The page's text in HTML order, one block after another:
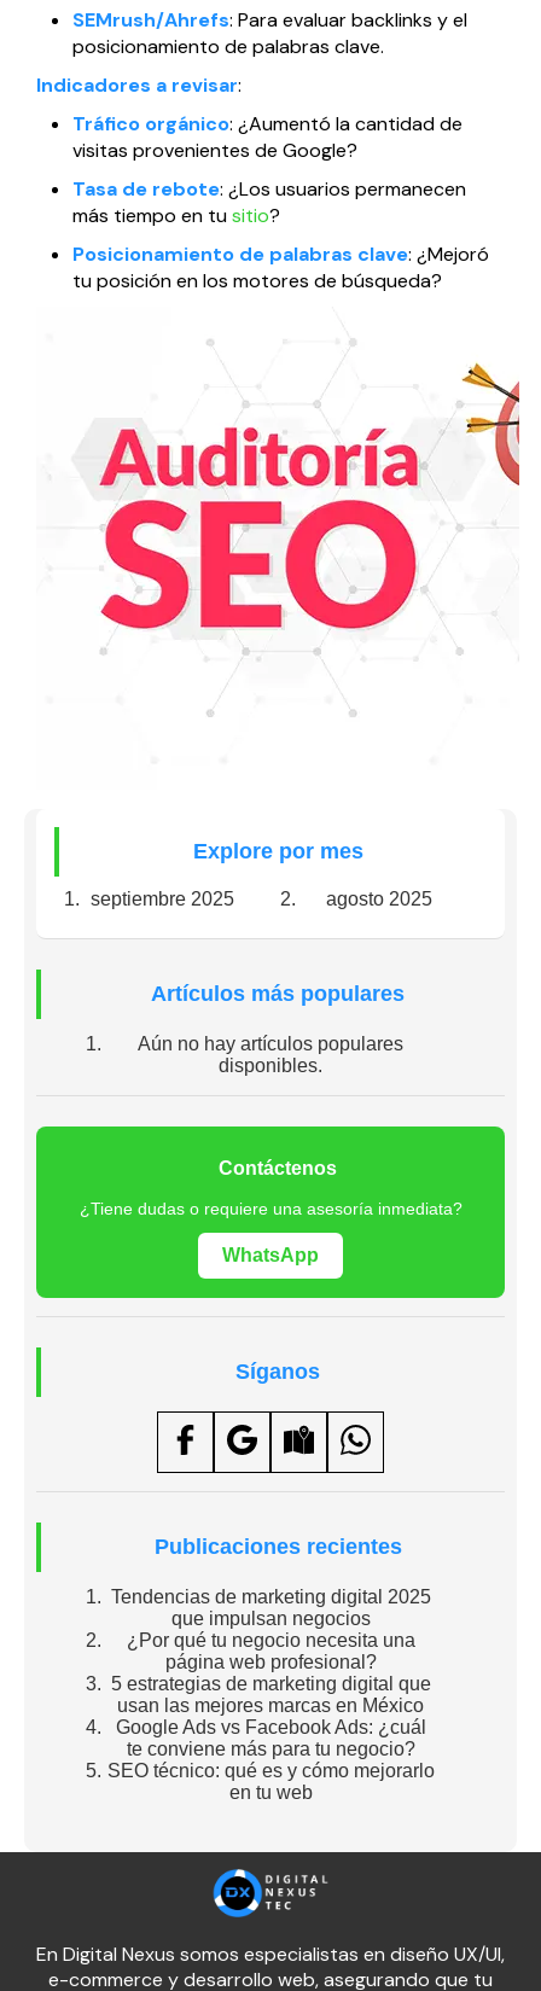
SEMrush/Ahrefs: Para evaluar backlinks y el
posicionamiento de palabras clave.
Indicadores a revisar:
Tráfico orgánico: ¿Aumentó la cantidad de
visitas provenientes de Google?
Tasa de rebote: ¿Los usuarios permanecen
más tiempo en tusitio?
Posicionamiento de palabras clave: ¿Mejoró
tu posición en los motores de búsqueda?
Explore por mes
septiembre 2025 agosto 2025
Artículos más populares
Aún no hay artículos populares
disponibles.
Contáctenos
¿Tiene dudas o requiere una asesoría inmediata?
WhatsApp
Síganos
Publicaciones recientes
Tendencias de marketing digital 2025
que impulsan negocios
¿Por qué tu negocio necesita una
página web profesional?
5 estrategias de marketing digital que
usan las mejores marcas en México
Google Ads vs Facebook Ads: ¿cuál
te conviene más para tu negocio?
SEO técnico: qué es y cómo mejorarlo
en tu web
En Digital Nexus somos especialistas en diseño UX/UI,
e-commerce y desarrollo web, asegurando que tu